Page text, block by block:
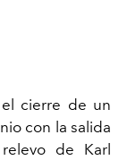
cierre de un
con la salida
de Karl